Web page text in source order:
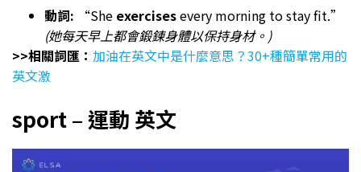
動詞: “She exercisesevery morning to stay fit.”
(她每天早上都會​​鍛鍊身體以保持身材。)
>>相關詞匯： 加油在英文中是什麼意思？30+種簡單常用的
英文激
sport – 運動 英文